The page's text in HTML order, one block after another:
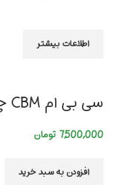
اطلاعات بیشتر
سی بی ام CBM چهارفیش کروز دنا
7,500,000 تومان
افزودن به سبد خرید